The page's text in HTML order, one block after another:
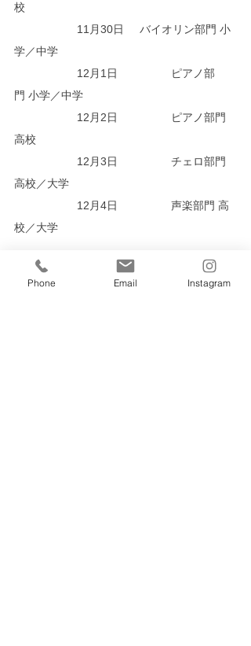
校
学／中学
門 小学／中学
高校
高校／大学
校／大学
北海道毎日学生
学コンPhone Email Instagram